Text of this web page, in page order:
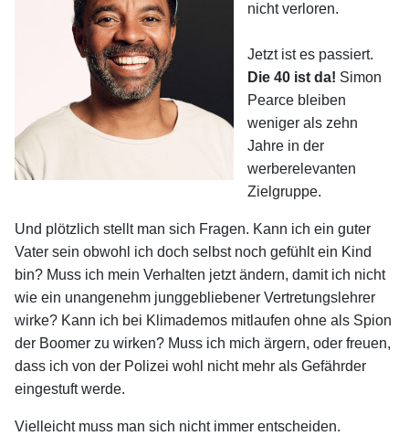
nicht verloren.
Jetzt ist es passiert.
Die 40 ist da! Simon
Pearce bleiben
weniger als zehn
Jahre in der
werberelevanten
Zielgruppe.
Und plötzlich stellt man sich Fragen. Kann ich ein guter
Vater sein obwohl ich doch selbst noch gefühlt ein Kind
bin? Muss ich mein Verhalten jetzt ändern, damit ich nicht
wie ein unangenehm junggebliebener Vertretungslehrer
wirke? Kann ich bei Klimademos mitlaufen ohne als Spion
der Boomer zu wirken? Muss ich mich ärgern, oder freuen,
dass ich von der Polizei wohl nicht mehr als Gefährder
eingestuft werde.
Vielleicht muss man sich nicht immer entscheiden.